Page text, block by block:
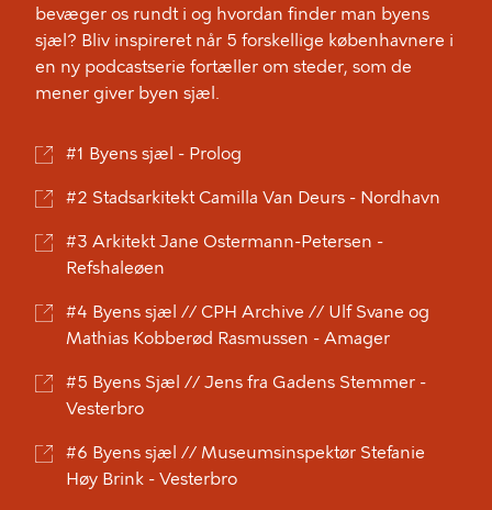
bevæger os rundt i og hvordan finder man byens
sjæl? Bliv inspireret når 5 forskellige københavnere i
en ny podcastserie fortæller om steder, som de
mener giver byen sjæl.
#1 Byens sjæl - Prolog
#2 Stadsarkitekt Camilla Van Deurs - Nordhavn
#3 Arkitekt Jane Ostermann-Petersen -
Refshaleøen
#4 Byens sjæl // CPH Archive // Ulf Svane og
Mathias Kobberød Rasmussen - Amager
#5 Byens Sjæl // Jens fra Gadens Stemmer -
Vesterbro
#6 Byens sjæl // Museumsinspektør Stefanie
Høy Brink - Vesterbro